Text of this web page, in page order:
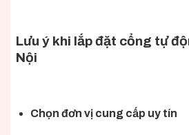
Lưu ý khi lắp đặt cổng tự
Nội
Chọn đơn vị cung cấp uy tín